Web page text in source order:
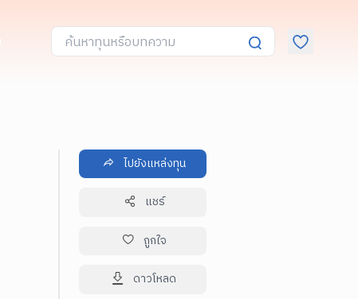
ไปยังแหล่งทุน
แชร์
ถูกใจ
ดาวโหลด